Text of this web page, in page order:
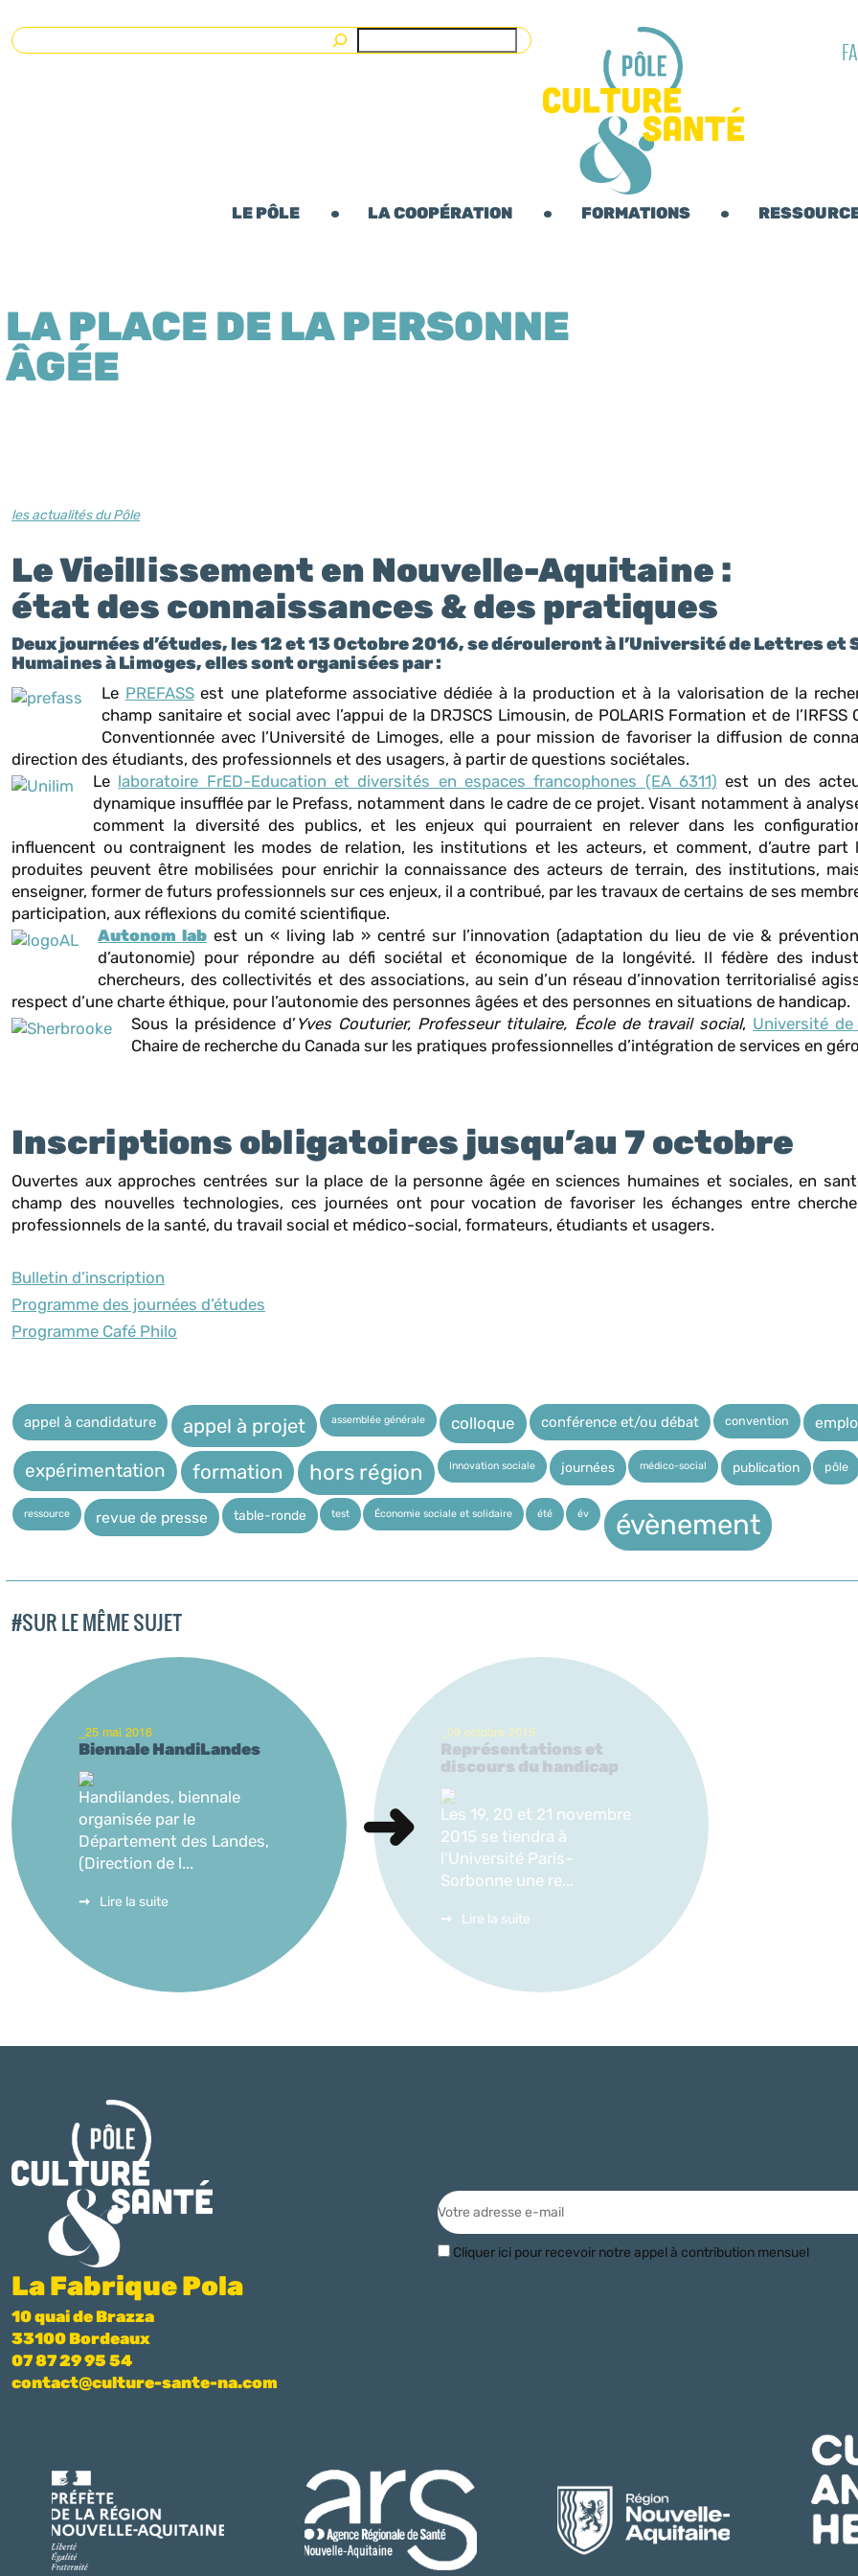
Rechercher
LE PÔLE LA COOPÉRATION FORMATIONS
LA PLACE DE LA PERSONNE
ÂGÉE
les actualités du Pôle
Le Vieillissement en Nouvelle-Aquitaine :
état des connaissances & des pratiques
Deux journées d’études, les 12 et 13 Octobre 2016, se dérouleront à l’Université de Lettres et
Humaines à Limoges, elles sont organisées par :
Le PREFASSest une plateforme associative dédiée à la production et à la valorisation de la
champ sanitaire et social avec l’appui de la DRJSCS Limousin, de POLARIS Formation et de l’IRFSS
Conventionnée avec l’Université de Limoges, elle a pour mission de favoriser la diffusion de
direction des étudiants, des professionnels et des usagers, à partir de questions sociétales.
Le laboratoire FrED-Education et diversités en espaces francophones (EA 6311) est un des
dynamique insufflée par le Prefass, notamment dans le cadre de ce projet. Visant notamment à
comment la diversité des publics, et les enjeux qui pourraient en relever dans les
influencent ou contraignent les modes de relation, les institutions et les acteurs, et comment, d’autre part
produites peuvent être mobilisées pour enrichir la connaissance des acteurs de terrain, des institutions,
enseigner, former de futurs professionnels sur ces enjeux, il a contribué, par les travaux de certains de ses
participation, aux réflexions du comité scientifique.
Autonom lab est un « living lab » centré sur l’innovation (adaptation du lieu de vie &
d’autonomie) pour répondre au défi sociétal et économique de la longévité. Il fédère des
chercheurs, des collectivités et des associations, au sein d’un réseau d’innovation territorialisé
respect d’une charte éthique, pour l’autonomie des personnes âgées et des personnes en situations de handicap.
Sous la présidence d’Yves Couturier, Professeur titulaire, École de travail social, Université de
Chaire de recherche du Canada sur les pratiques professionnelles d’intégration de services en
Inscriptions obligatoires jusqu’au 7 octobre
Ouvertes aux approches centrées sur la place de la personne âgée en sciences humaines et sociales, en
champ des nouvelles technologies, ces journées ont pour vocation de favoriser les échanges entre
professionnels de la santé, du travail social et médico-social, formateurs, étudiants et usagers.
Bulletin d’inscription
Programme des journées d’études
Programme Café Philo
appel à candidature appel à projet assemblée générale colloque conférence et/ou débat convention
expérimentation formation hors région Innovation sociale journées médico-social publication pôle
ressource revue de presse table-ronde test Économie sociale et solidaire été év évènement
#SUR LE MÊME SUJET
_25 mai 2016
Biennale HandiLandes
Handilandes, biennale
organisée par le
Département des Landes,
(Direction de l...
Lire la suite
_09 octobre 2015
Représentations et
discours du handicap
Les 19, 20 et 21 novembre
2015 se tiendra à
l'Université Paris-
Sorbonne une re...
Lire la suite
La Fabrique Pola
10 quai de Brazza
33100 Bordeaux
07 87 29 95 54
contact@culture-sante-na.com
Cliquer ici pour recevoir notre appel à contribution mensuel